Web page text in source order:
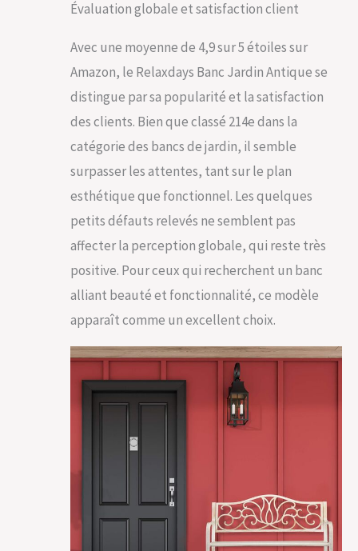
Évaluation globale et satisfaction client
Avec une moyenne de 4,9 sur 5 étoiles sur
Amazon, le Relaxdays Banc Jardin Antique se
distingue par sa popularité et la satisfaction
des clients. Bien que classé 214e dans la
catégorie des bancs de jardin, il semble
surpasser les attentes, tant sur le plan
esthétique que fonctionnel. Les quelques
petits défauts relevés ne semblent pas
affecter la perception globale, qui reste très
positive. Pour ceux qui recherchent un banc
alliant beauté et fonctionnalité, ce modèle
apparaît comme un excellent choix.